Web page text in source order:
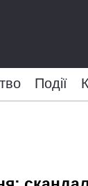
Події